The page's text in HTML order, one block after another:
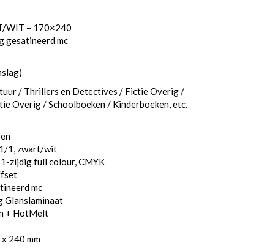
WIT – 170×240
gesatineerd mc
/ Thrillers en Detectives / Fictie Overig /
Overig / Schoolboeken / Kinderboeken, etc.
1, zwart/wit
zijdig full colour, CMYK
mc
Glanslaminaat
+ HotMelt
240 mm